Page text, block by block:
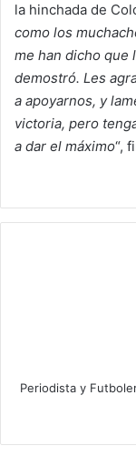
la hinchada de
como los
me han dicho que
demostró. Les
a apoyarnos, y
victoria, pero
a dar el máximo“,
Periodista y